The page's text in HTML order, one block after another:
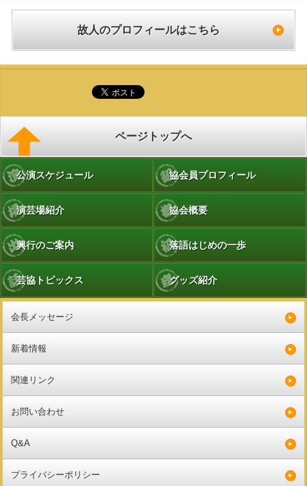
故人のプロフィールはこちら
ページトップへ
公演スケジュール 協会員プロフィール
演芸場紹介 協会概要
興行のご案内 落語はじめの一歩
芸協トピックス グッズ紹介
会長メッセージ
新着情報
関連リンク
お問い合わせ
Q&A
プライバシーポリシー